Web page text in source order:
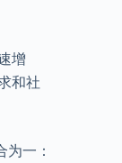
增
和社
一：